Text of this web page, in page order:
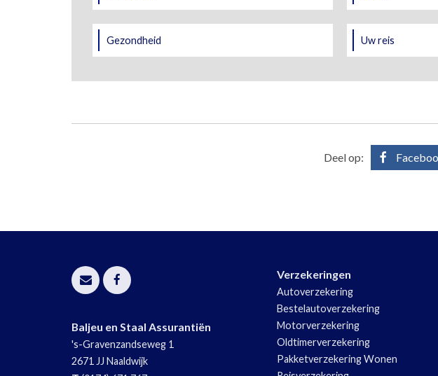
Gezondheid Uw reis
Deel op:
Baljeu en Staal Assurantiën
's-Gravenzandseweg 1
2671 JJ Naaldwijk
Verzekeringen
Autoverzekering
Bestelautoverzekering
Motorverzekering
Oldtimerverzekering
Pakketverzekering Wonen